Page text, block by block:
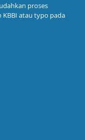
proses
KBBI atau typo pada